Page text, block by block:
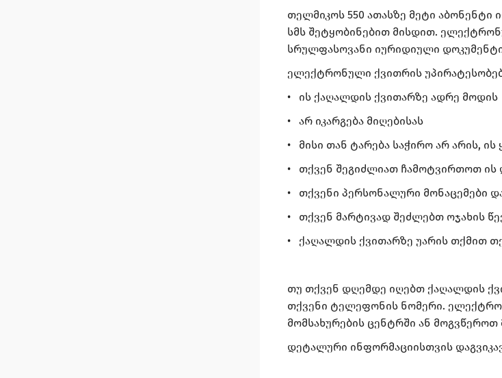
თელმიკოს 550 ათასზე მეტი
სმს შეტყობინებით მისდით.
სრულფასოვანი იურიდიული
ელექტრონული ქვითრის
• ის ქაღალდის ქვითარზე ადრე მოდის
• არ იკარგება მიღებისას
• მისი თან ტარება საჭირო არ არის,
• თქვენ შეგიძლიათ ჩამოტვირთოთ
• თქვენი პერსონალური მონაცემები
• თქვენ მარტივად შეძლებთ ოჯახის
• ქაღალდის ქვითარზე უარის თქმით
თუ თქვენ დღემდე იღებთ ქაღალდის
თქვენი ტელეფონის ნომერი.
მომსახურების ცენტრში ან მოგვწეროთ
დეტალური ინფორმაციისთვის